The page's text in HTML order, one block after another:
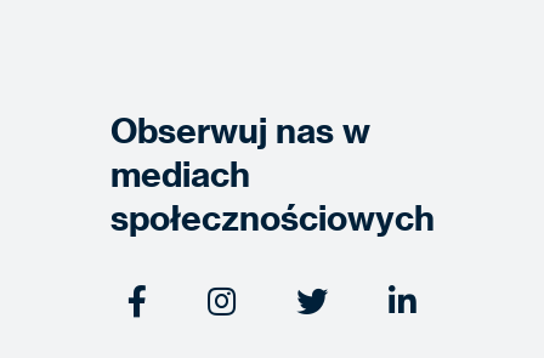
Obserwuj nas w
mediach
społecznościowych
   